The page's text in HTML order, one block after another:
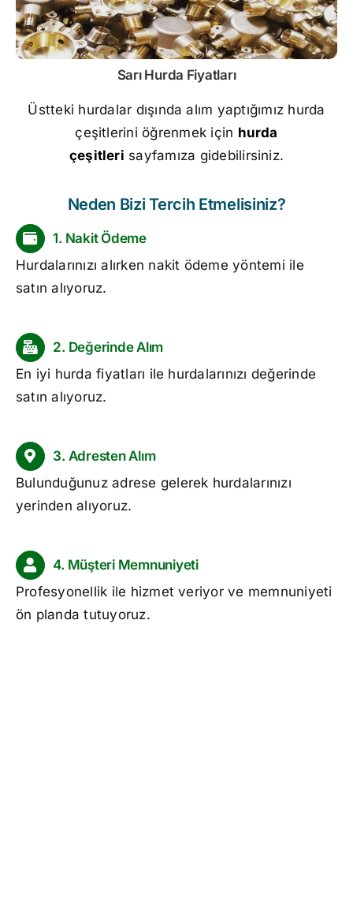
Sarı Hurda Fiyatları
Üstteki hurdalar dışında alım yaptığımız hurda
çeşitlerini öğrenmek için hurda
çeşitleri sayfamıza gidebilirsiniz.
Neden Bizi Tercih Etmelisiniz?
1. Nakit Ödeme
Hurdalarınızı alırken nakit ödeme yöntemi ile
satın alıyoruz.
2. Değerinde Alım
En iyi hurda fiyatları ile hurdalarınızı değerinde
satın alıyoruz.
3. Adresten Alım
Bulunduğunuz adrese gelerek hurdalarınızı
yerinden alıyoruz.
4. Müşteri Memnuniyeti
Profesyonellik ile hizmet veriyor ve memnuniyeti
ön planda tutuyoruz.